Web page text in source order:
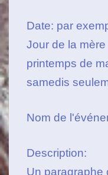
Date: par
Jour de la
printemps de
samedis
Nom de
Description:
Un paragraphe